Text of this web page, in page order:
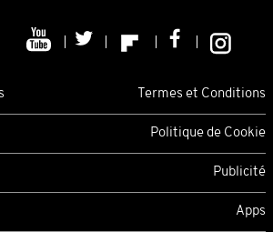
Termes et Conditions
Politique de Cookie
Publicité
Apps